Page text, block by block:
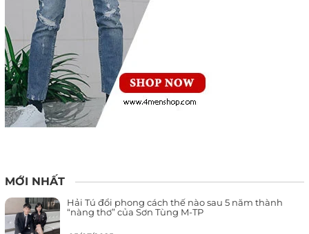
MỚI NHẤT
Hải Tú đổi phong cách thế nào sau 5 năm thành
“nàng thơ” của Sơn Tùng M-TP